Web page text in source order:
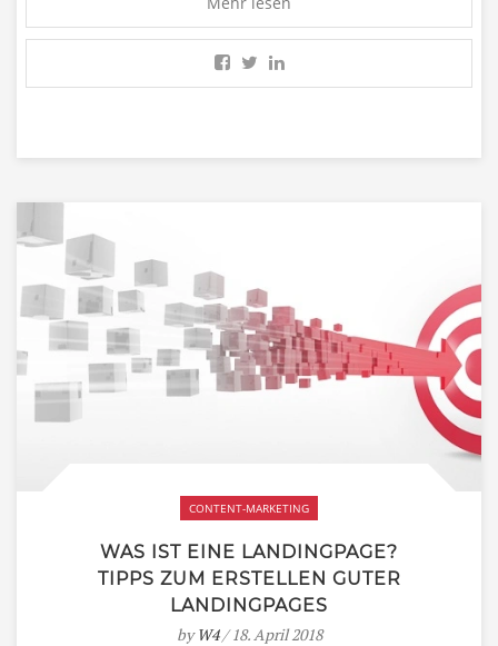
CONTENT-MARKETING
WAS IST EINE LANDINGPAGE?
TIPPS ZUM ERSTELLEN GUTER
LANDINGPAGES
byW4/ 18. April 2018